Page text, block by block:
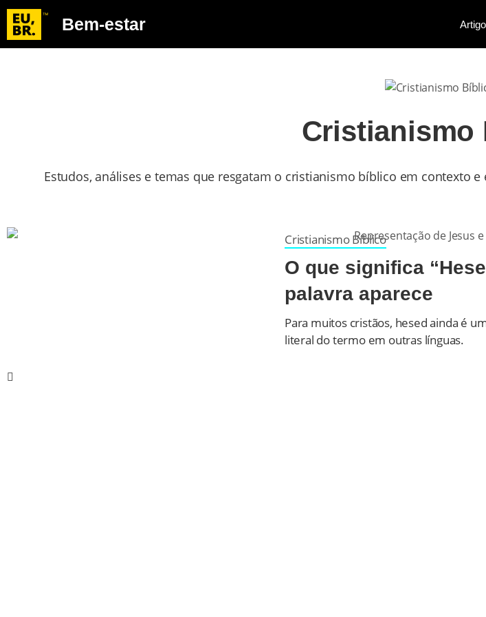
Bem-estar
Cristianismo
Estudos, análises e temas que resgatam o cristianismo bíblico em contexto
Cristianismo Bíblico
O que significa
palavra aparece
Para muitos cristãos, hesed ainda é
literal do termo em outras línguas.